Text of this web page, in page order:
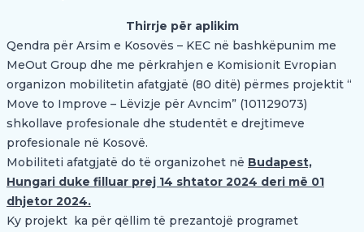
Thirrje për aplikim
Qendra për Arsim e Kosovës – KEC në bashkëpunim me
MeOut Group dhe me përkrahjen e Komisionit Evropian
organizon mobilitetin afatgjatë (80 ditë) përmes projektit “
Move to Improve – Lëvizje për Avncim” (101129073)
shkollave profesionale dhe studentët e drejtimeve
profesionale në Kosovë.
Mobiliteti afatgjatë do të organizohet në Budapest,
Hungari duke filluar prej 14 shtator 2024 deri më 01
dhjetor 2024.
Ky projekt ka për qëllim të prezantojë programet